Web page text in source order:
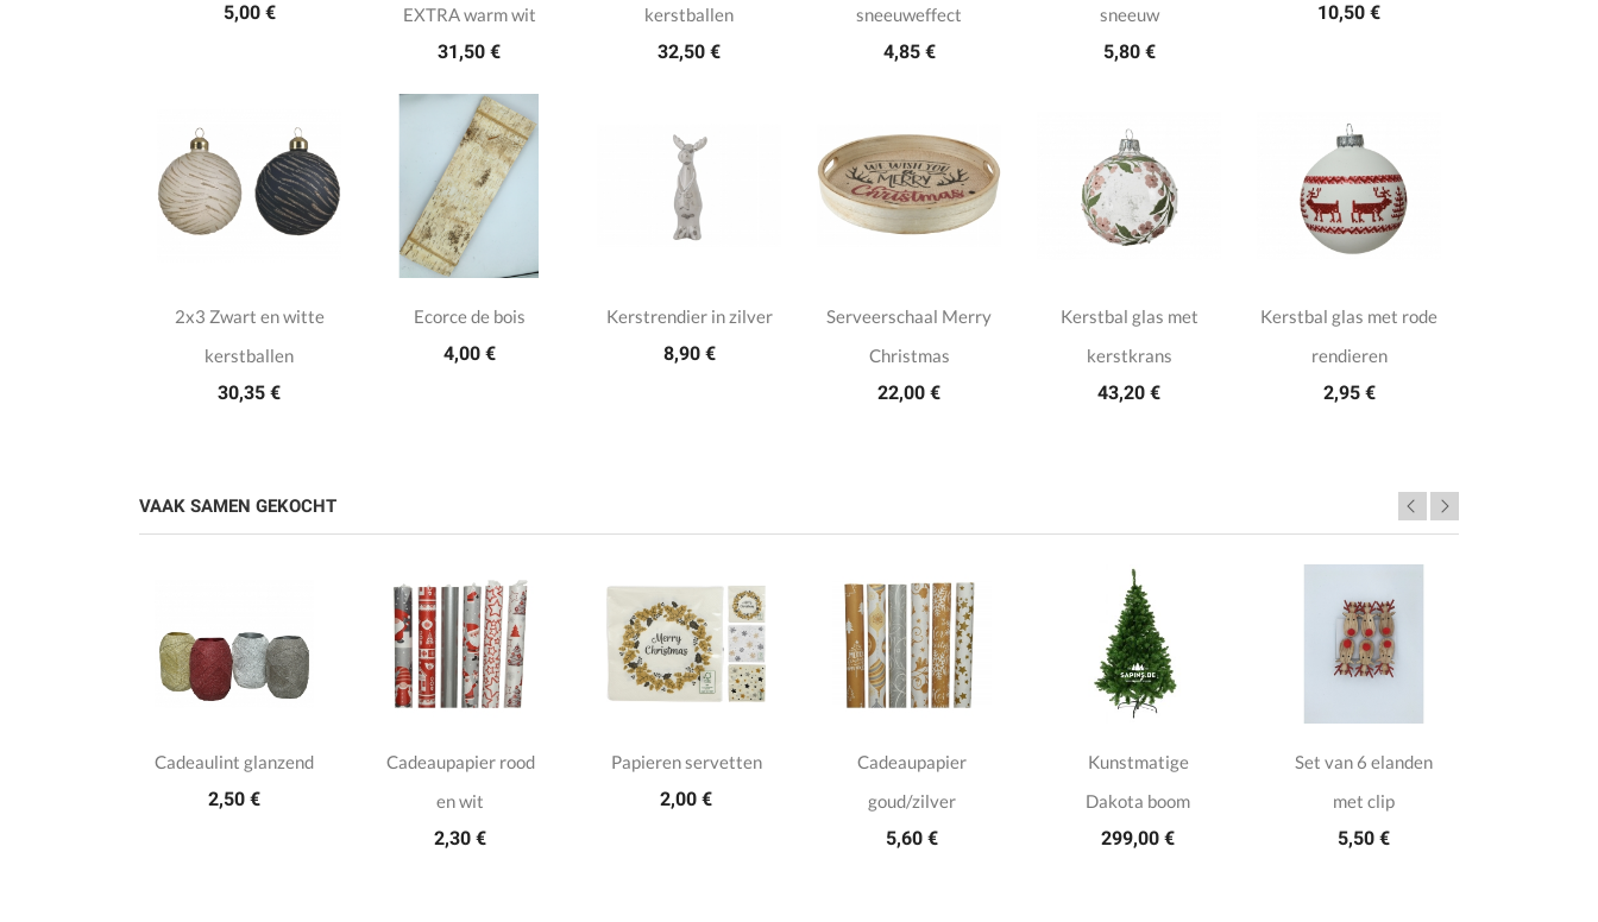
5,00 €
EXTRA warm wit
31,50 €
kerstballen
32,50 €
sneeuweffect
4,85 €
sneeuw
5,80 €
10,50 €
2x3 Zwart en witte
kerstballen
30,35 €
Ecorce de bois
4,00 €
Kerstrendier in zilver
8,90 €
Serveerschaal Merry
Christmas
22,00 €
Kerstbal glas met
kerstkrans
43,20 €
Kerstbal glas met rode
rendieren
2,95 €
VAAK SAMEN GEKOCHT
Cadeaulint glanzend
2,50 €
Cadeaupapier rood
en wit
2,30 €
Papieren servetten
2,00 €
Cadeaupapier
goud/zilver
5,60 €
Kunstmatige
Dakota boom
299,00 €
Set van 6 elanden
met clip
5,50 €